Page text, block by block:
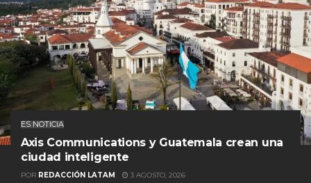
ES NOTICIA
Axis Communications y Guatemala crean una
ciudad inteligente
POR REDACCIÓN LATAM 3 AGOSTO, 2026